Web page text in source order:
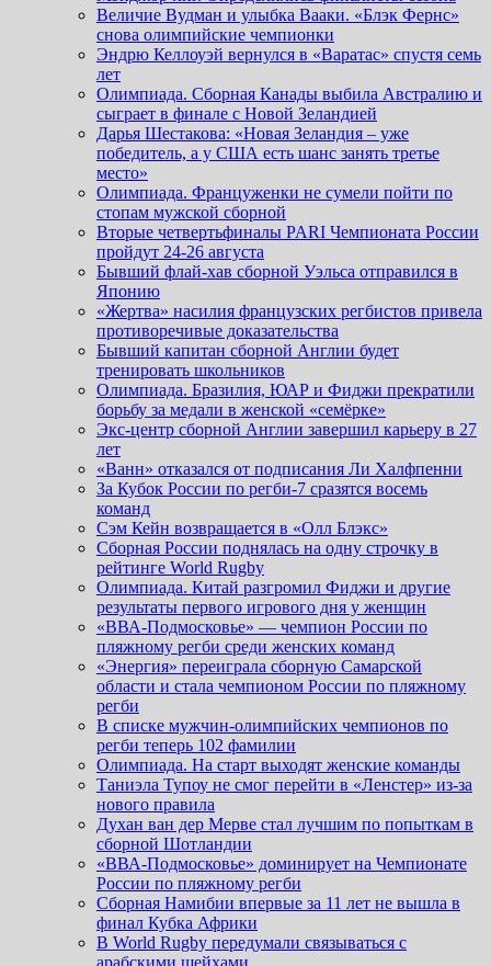
Величие Вудман и улыбка Вааки. «Блэк Фернс»
снова олимпийские чемпионки
Эндрю Келлоуэй вернулся в «Варатас» спустя семь
лет
Олимпиада. Сборная Канады выбила Австралию и
сыграет в финале с Новой Зеландией
Дарья Шестакова: «Новая Зеландия – уже
победитель, а у США есть шанс занять третье
место»
Олимпиада. Француженки не сумели пойти по
стопам мужской сборной
Вторые четвертьфиналы PARI Чемпионата России
пройдут 24-26 августа
Бывший флай-хав сборной Уэльса отправился в
Японию
«Жертва» насилия французских регбистов привела
противоречивые доказательства
Бывший капитан сборной Англии будет
тренировать школьников
Олимпиада. Бразилия, ЮАР и Фиджи прекратили
борьбу за медали в женской «семёрке»
Экс-центр сборной Англии завершил карьеру в 27
лет
«Ванн» отказался от подписания Ли Халфпенни
За Кубок России по регби-7 сразятся восемь
команд
Сэм Кейн возвращается в «Олл Блэкс»
Сборная России поднялась на одну строчку в
рейтинге World Rugby
Олимпиада. Китай разгромил Фиджи и другие
результаты первого игрового дня у женщин
«ВВА-Подмосковье» — чемпион России по
пляжному регби среди женских команд
«Энергия» переиграла сборную Самарской
области и стала чемпионом России по пляжному
регби
В списке мужчин-олимпийских чемпионов по
регби теперь 102 фамилии
Олимпиада. На старт выходят женские команды
Таниэла Тупоу не смог перейти в «Ленстер» из-за
нового правила
Духан ван дер Мерве стал лучшим по попыткам в
сборной Шотландии
«ВВА-Подмосковье» доминирует на Чемпионате
России по пляжному регби
Сборная Намибии впервые за 11 лет не вышла в
финал Кубка Африки
В World Rugby передумали связываться с